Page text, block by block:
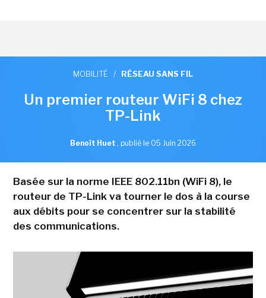
MOBILITÉ / RÉSEAU SANS FIL
Un premier routeur WiFi 8 chez
TP-Link
Benoît Huet , publié le 05 Juin 2026
Basée sur la norme IEEE 802.11bn (WiFi 8), le
routeur de TP-Link va tourner le dos à la course
aux débits pour se concentrer sur la stabilité
des communications.